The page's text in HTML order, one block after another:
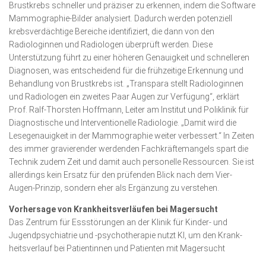
Brustkrebs schneller und präziser zu erkennen, indem die Software
Mammographie-Bilder analysiert. Dadurch werden potenziell
krebsverdächtige Bereiche identifiziert, die dann von den
Radiologinnen und Radiologen überprüft werden. Diese
Unterstützung führt zu einer höheren Genauig­keit und schnelleren
Diagnosen, was entscheidend für die frühzeitige Erkennung und
Behandlung von Brustkrebs ist. „Transpara stellt Radiologinnen
und Radiologen ein zweites Paar Augen zur Ver­fügung“, erklärt
Prof. Ralf-Thorsten Hoffmann, Leiter am Institut und Poliklinik für
Diag­nostische und Inter­ven­tio­nelle Radiologie. „Damit wird die
Lesegenauig­keit in der Mam­mographie weiter verbessert.“ In Zeiten
des immer gravierender werdenden Fach­kräftemangels spart die
Technik zudem Zeit und damit auch personelle Ressourcen. Sie ist
allerdings kein Ersatz für den prüfenden Blick nach dem Vier-
Augen-Prinzip, sondern eher als Ergänzung zu verstehen.
Vorhersage von Krankheitsverläufen bei Magersucht
Das Zentrum für Essstörungen an der Klinik für Kinder- und
Jugendpsychiatrie und -psychotherapie nutzt KI, um den Krank­
heitsverlauf bei Patientinnen und Patienten mit Mager­sucht